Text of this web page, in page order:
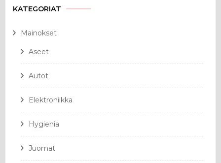
KATEGORIAT
Mainokset
Aseet
Autot
Elektroniikka
Hygienia
Juomat